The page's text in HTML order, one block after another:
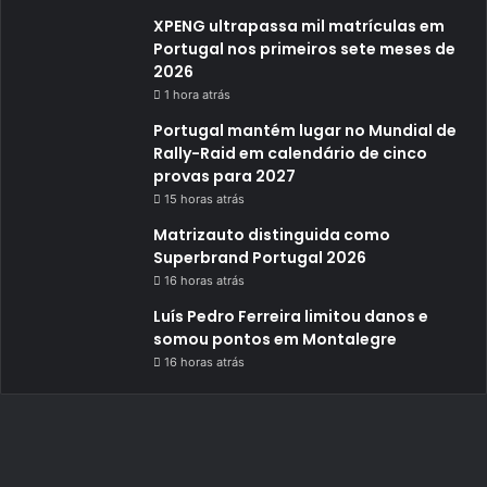
XPENG ultrapassa mil matrículas em
Portugal nos primeiros sete meses de
2026
1 hora atrás
Portugal mantém lugar no Mundial de
Rally-Raid em calendário de cinco
provas para 2027
15 horas atrás
Matrizauto distinguida como
Superbrand Portugal 2026
16 horas atrás
Luís Pedro Ferreira limitou danos e
somou pontos em Montalegre
16 horas atrás